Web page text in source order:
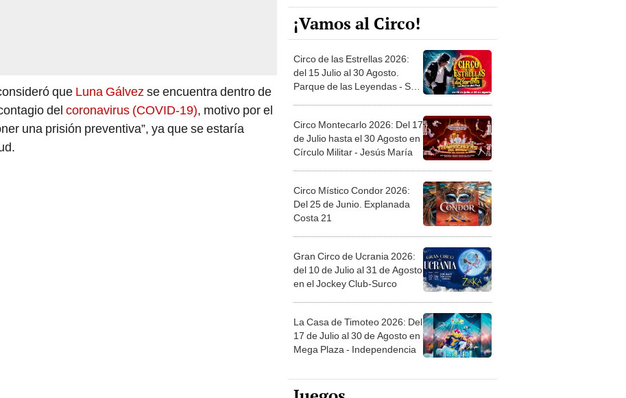
que Luna Gálvezse encuentra dentro de
del coronavirus (COVID-19), motivo por el
una prisión preventiva”, ya que se estaría
¡Vamos al Circo!
Circo de las Estrellas 2026:
del 15 Julio al 30 Agosto.
Parque de las Leyendas - San
Circo Montecarlo 2026: Del 17
de Julio hasta el 30 Agosto en
Círculo Militar - Jesús María
Circo Místico Condor 2026:
Del 25 de Junio. Explanada
Costa 21
Gran Circo de Ucrania 2026:
del 10 de Julio al 31 de Agosto
en el Jockey Club-Surco
La Casa de Timoteo 2026: Del
17 de Julio al 30 de Agosto en
Mega Plaza - Independencia